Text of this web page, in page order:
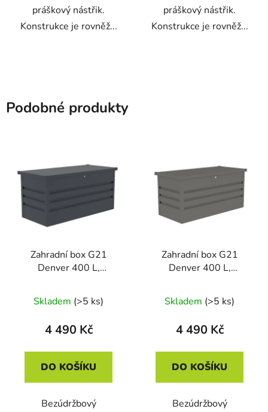
práškový nástřik.
Konstrukce je rovněž...
práškový nástřik.
Konstrukce je rovněž...
Podobné produkty
Zahradní box G21
Denver 400 L,
Skladem (>5 ks)
4 490 Kč
DO KOŠÍKU
Bezúdržbový
Zahradní box G21
Denver 400 L,
Skladem (>5 ks)
4 490 Kč
DO KOŠÍKU
Bezúdržbový